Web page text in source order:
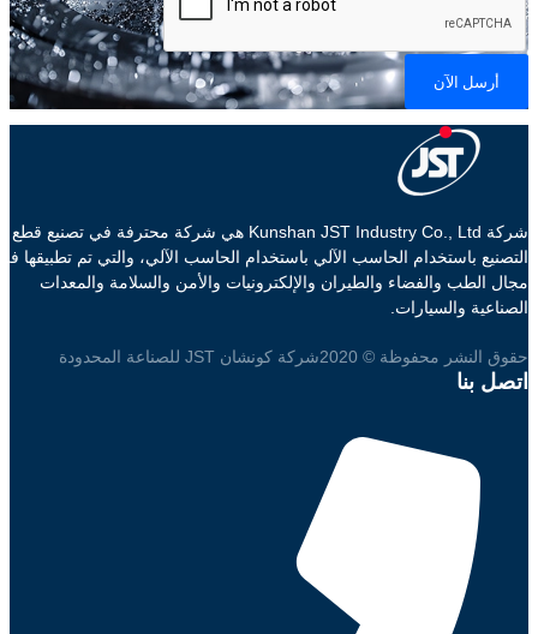
أرسل الآن
شركة Kunshan JST Industry Co., Ltd هي شركة محترفة في تصنيع قطع
التصنيع باستخدام الحاسب الآلي باستخدام الحاسب الآلي، والتي تم تطبيقها
مجال الطب والفضاء والطيران والإلكترونيات والأمن والسلامة والمعدات
الصناعية والسيارات.
حقوق النشر محفوظة © 2020شركة كونشان JST للصناعة المحدودة
اتصل بنا